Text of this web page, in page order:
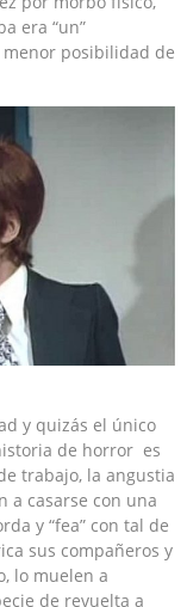
era “un”
menor posibilidad de
y quizás el único
de horror es
trabajo, la angustia
a casarse con una
y “fea” con tal de
sus compañeros y
lo muelen a
de revuelta a